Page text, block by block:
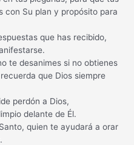
con Su plan y propósito para
que has recibido,
te desanimes si no obtienes
que Dios siempre
perdón a Dios,
delante de Él.
quien te ayudará a orar